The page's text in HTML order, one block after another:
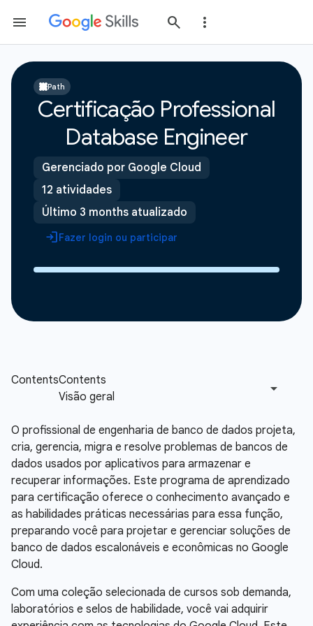
Path
Certificação Professional
Database Engineer
Gerenciado por Google Cloud
12 atividades
Último 3 months atualizado
Fazer login ou participar
O profissional de engenharia de banco de dados projeta,
cria, gerencia, migra e resolve problemas de bancos de
dados usados por aplicativos para armazenar e
recuperar informações. Este programa de aprendizado
para certificação oferece o conhecimento avançado e
as habilidades práticas necessárias para essa função,
preparando você para projetar e gerenciar soluções de
banco de dados escalonáveis e econômicas no Google
Cloud.
Com uma coleção selecionada de cursos sob demanda,
laboratórios e selos de habilidade, você vai adquirir